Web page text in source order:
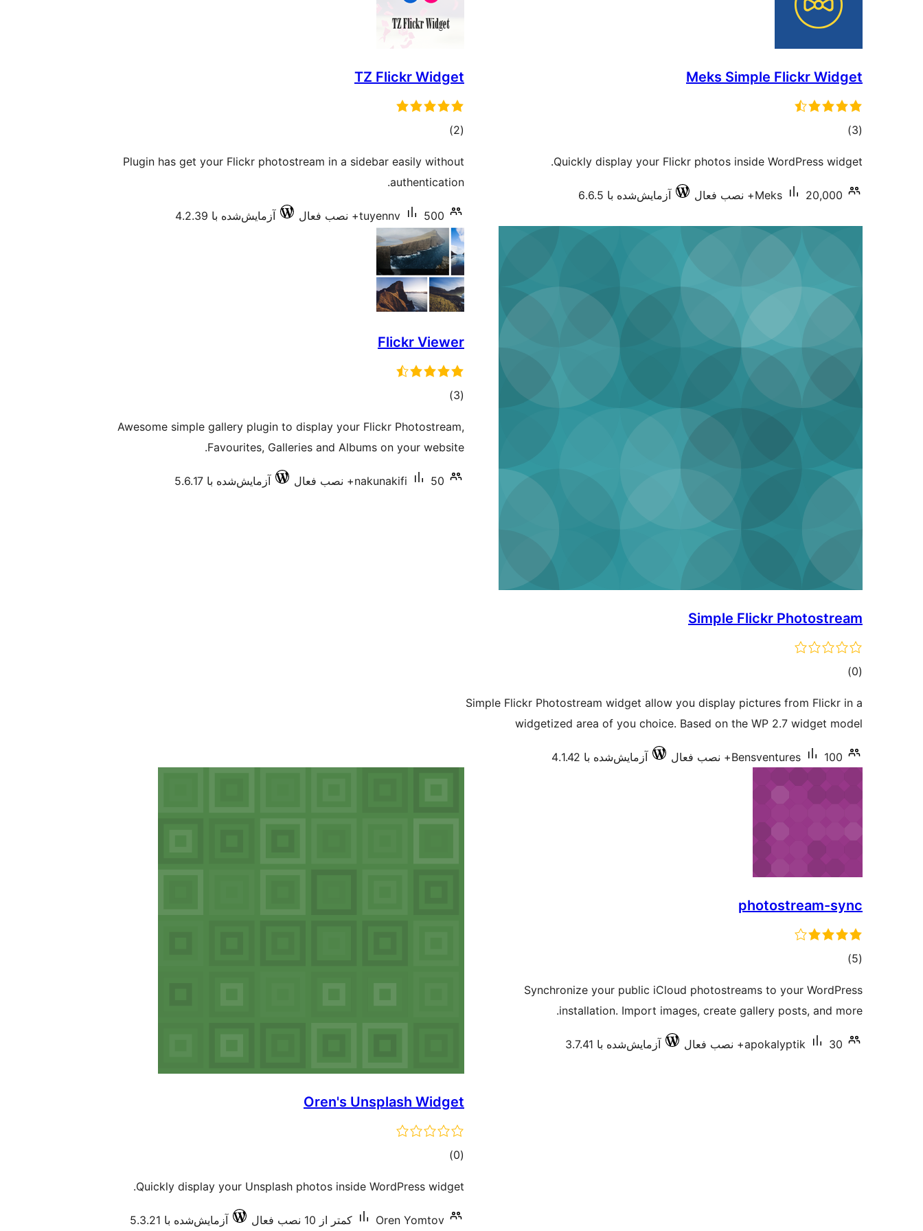
Meks Simple Flickr Widget
(3 مجموع)
Quickly display your Flickr photos inside WordPress widget.
Meks 20,000+ نصب فعال آزمایش‌شده با 6.6.5
TZ Flickr Widget
(2 مجموع)
Plugin has get your Flickr photostream in a sidebar easily without
authentication.
tuyennv 500+ نصب فعال آزمایش‌شده با 4.2.39
Simple Flickr Photostream
(0 مجموع)
Simple Flickr Photostream widget allow you display pictures from Flickr in a
widgetized area of you choice. Based on the WP 2.7 widget model
Bensventures 100+ نصب فعال آزمایش‌شده با 4.1.42
Flickr Viewer
(3 مجموع)
Awesome simple gallery plugin to display your Flickr Photostream,
Favourites, Galleries and Albums on your website.
nakunakifi 50+ نصب فعال آزمایش‌شده با 5.6.17
photostream-sync
(5 مجموع)
Synchronize your public iCloud photostreams to your WordPress
installation. Import images, create gallery posts, and more.
apokalyptik 30+ نصب فعال آزمایش‌شده با 3.7.41
Oren's Unsplash Widget
(0 مجموع)
Quickly display your Unsplash photos inside WordPress widget.
Oren Yomtov کمتر از 10 نصب فعال آزمایش‌شده با 5.3.21